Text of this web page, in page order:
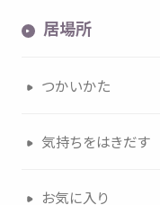
居場所
つかいかた
気持ちをはきだす
お気に入 り